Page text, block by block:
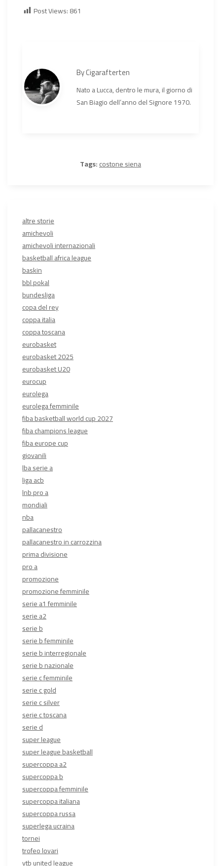
Post Views:861
ByCigarafterten
Nato a Lucca, dentro le mura, il giorno di
San Biagio dell’anno del Signore 1970.
Tags:costone siena
altre storie
amichevoli
amichevoli internazionali
basketball africa league
baskin
bbl pokal
bundesliga
copa del rey
coppa italia
coppa toscana
eurobasket
eurobasket 2025
eurobasket U20
eurocup
eurolega
eurolega femminile
fiba basketball world cup 2027
fiba champions league
fiba europe cup
giovanili
lba serie a
liga acb
lnb pro a
mondiali
nba
pallacanestro
pallacanestro in carrozzina
prima divisione
pro a
promozione
promozione femminile
serie a1 femminile
serie a2
serie b
serie b femminile
serie b interregionale
serie b nazionale
serie c femminile
serie c gold
serie c silver
serie c toscana
serie d
super league
super league basketball
supercoppa a2
supercoppa b
supercoppa femminile
supercoppa italiana
supercoppa russa
superlega ucraina
tornei
trofeo lovari
vtb united league